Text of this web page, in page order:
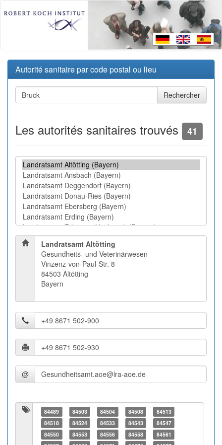
Autorité sanitaire par code postal ou lieu
Les autorités sanitaires trouvés 41
Landratsamt Altötting
Gesundheits- und Veterinärwesen
Vinzenz-von-Paul-Str. 8
84503 Altötting
Bayern
@
84489 84503 84504 84508
84513
84518
84524 84533 84543
84547
84550
84553 84556 84558
84561